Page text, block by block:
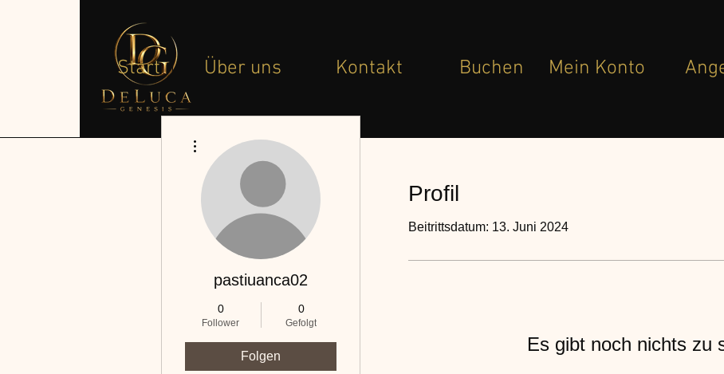
Start Über uns Kontakt Buchen Mein Konto
Profil
Beitrittsdatum: 13. Juni 2024
Es gibt noch nichts zu
pastiuanca02
0
Follower
0
Gefolgt
Folgen